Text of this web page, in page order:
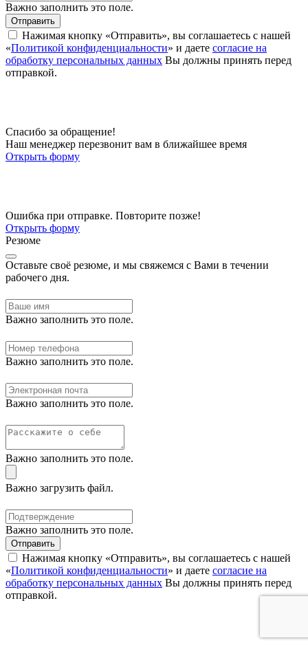
Важно заполнить это поле.
Отправить
Нажимая кнопку «Отправить», вы соглашаетесь с нашей
«Политикой конфиденциальности» и даете согласие на
обработку персональных данных Вы должны принять перед
отправкой.
Спасибо за обращение!
Наш менеджер перезвонит вам в ближайшее время
Открыть форму
Ошибка при отправке. Повторите позже!
Открыть форму
Резюме
Оставьте своё резюме, и мы свяжемся с Вами в течении
рабочего дня.
Важно заполнить это поле.
Важно заполнить это поле.
Важно заполнить это поле.
Важно заполнить это поле.
Важно загрузить файл.
Важно заполнить это поле.
Отправить
Нажимая кнопку «Отправить», вы соглашаетесь с нашей
«Политикой конфиденциальности» и даете согласие на
обработку персональных данных Вы должны принять перед
отправкой.